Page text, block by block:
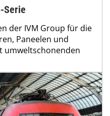
Serie
der IVM Group für die
Paneelen und
umweltschonenden